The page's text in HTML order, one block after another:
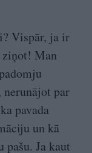
Vispār, ja ir
ziņot! Man
par
pavada
un kā
pašu. Ja kaut